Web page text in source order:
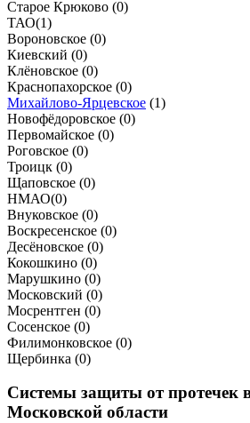
Старое Крюково (0)
ТАО(1)
Вороновское (0)
Киевский (0)
Клёновское (0)
Краснопахорское (0)
Михайлово-Ярцевское (1)
Новофёдоровское (0)
Первомайское (0)
Роговское (0)
Троицк (0)
Щаповское (0)
НМАО(0)
Внуковское (0)
Воскресенское (0)
Десёновское (0)
Кокошкино (0)
Марушкино (0)
Московский (0)
Мосрентген (0)
Сосенское (0)
Филимонковское (0)
Щербинка (0)
Системы защиты от протечек
Московской области